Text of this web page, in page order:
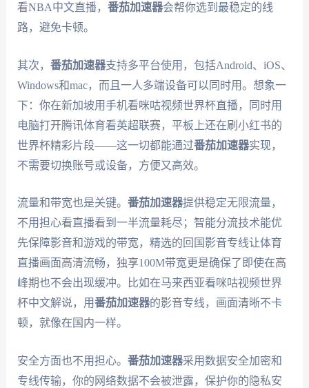
看NBA中文直播， 番茄加速器会帮你选到最稳定的线
路，避免卡顿。
其次， 番茄加速器支持多平台使用，包括Android、iOS、
Windows和mac，而且一人多端设备可以同时用。想象一
下：你在新加坡用手机看咪咕视频世界杯直播，同时用
电脑打开腾讯体育看英超联赛，平板上还在刷小红书的
世界杯精彩片段——这一切都能通过番茄加速器实现，
不需要切换账号或设备，方便又高效。
流量和带宽也是关键。 番茄加速器提供稳定无限流量，
不用担心看直播看到一半流量耗尽；智能分流技术能优
先保障影音和游戏的带宽，精选的回国影音专线让体育
直播画面高清流畅，独享100M带宽更是确保了即使在高
峰期也不会出现缓冲。比如在马来西亚看咪咕视频世界
杯中文解说，用番茄加速器的影音专线，画面清晰不卡
顿，就像在国内一样。
安全方面也不用担心。 番茄加速器采用数据安全加密和
专线传输，你的网络数据不会被泄露，保护你的隐私安